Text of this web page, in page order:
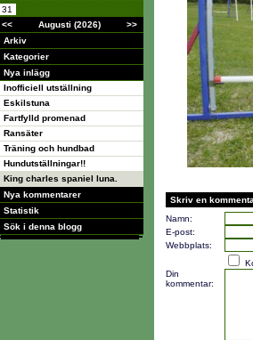
31
<<
Augusti (2026)
>>
Arkiv
Kategorier
Nya inlägg
Inofficiell utställning
Eskilstuna
Fartfylld promenad
Ransäter
Träning och hundbad
Hundutställningar!!
King charles spaniel luna.
Nya kommentarer
Statistik
Sök i denna blogg
Skriv en
Namn:
E-post:
Webbplats:
Din
kommentar: